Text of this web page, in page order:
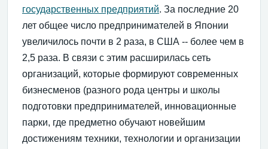
государственных предприятий. За последние 20
лет общее число предпринимателей в Японии
увеличилось почти в 2 раза, в США -- более чем в
2,5 раза. В связи с этим расширилась сеть
организаций, которые формируют современных
бизнесменов (разного рода центры и школы
подготовки предпринимателей, инновационные
парки, где предметно обучают новейшим
достижениям техники, технологии и организации